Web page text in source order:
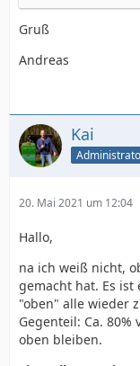
Gruß
Andreas
Kai
20. Mai 2021 um 12:04
Hallo,
na ich weiß nicht,
gemacht hat. Es ist
"oben" alle wieder
Gegenteil: Ca.
oben bleiben.